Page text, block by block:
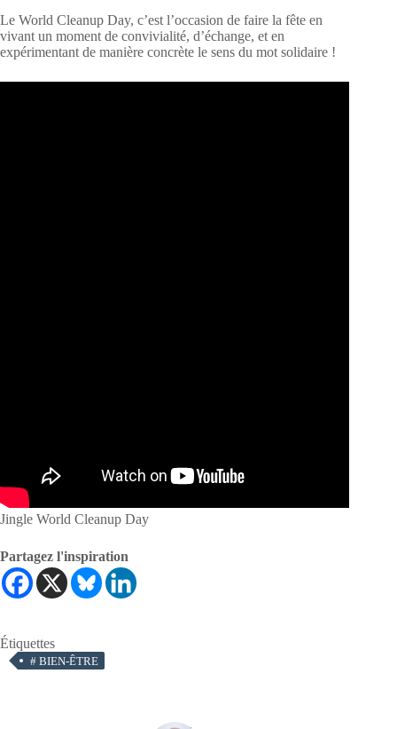
Le World Cleanup Day, c’est l’occasion de faire la fête en
vivant un moment de convivialité, d’échange, et en
expérimentant de manière concrète le sens du mot solidaire !
Jingle World Cleanup Day
Partagez l'inspiration
Étiquettes
# BIEN-ÊTRE